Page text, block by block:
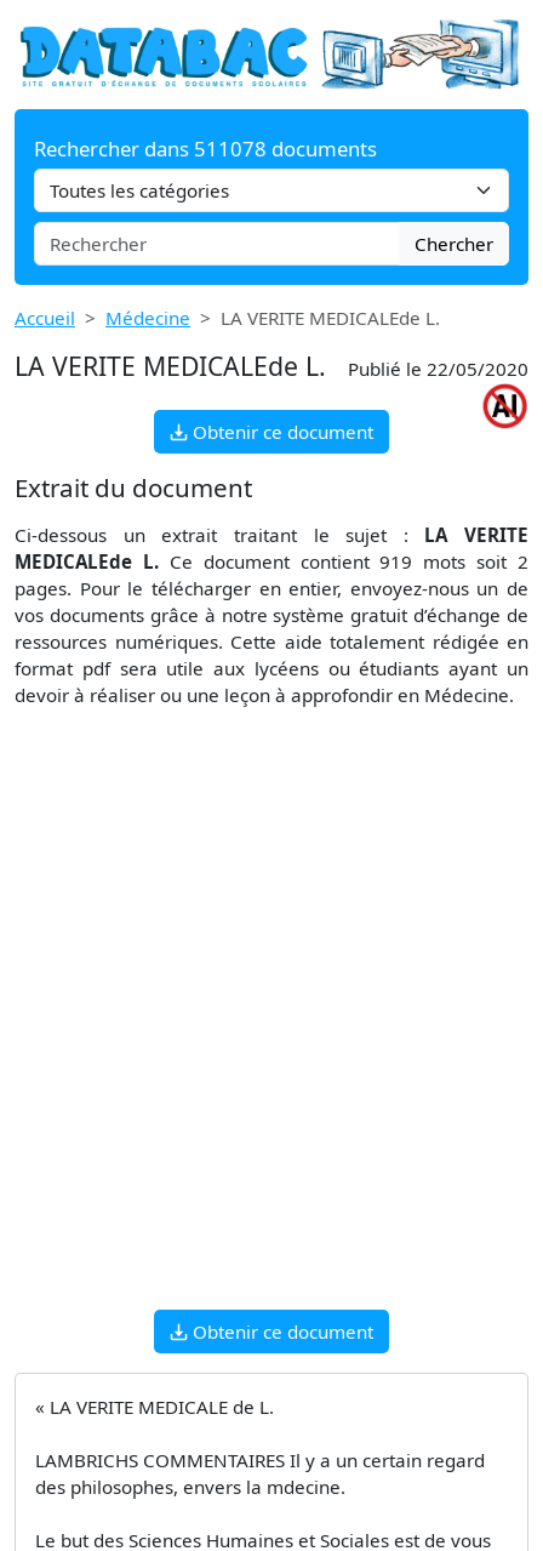
Rechercher dans 511078 documents
Chercher
Accueil Médecine LA VERITE MEDICALEde L.
LA VERITE MEDICALEde L. Publié le 22/05/2020
Obtenir ce document
Extrait du document
Ci-dessous un extrait traitant le sujet : LA VERITE
MEDICALEde L.Ce document contient 919 mots soit 2
pages. Pour le télécharger en entier, envoyez-nous un de
vos documents grâce à notre système gratuit d’échange de
ressources numériques. Cette aide totalement rédigée en
format pdf sera utile aux lycéens ou étudiants ayant un
devoir à réaliser ou une leçon à approfondir en Médecine.
Obtenir ce document
« LA VERITE MEDICALE de L.
LAMBRICHS COMMENTAIRES Il y a un certain regard
des philosophes, envers la mdecine.
Le but des Sciences Humaines et Sociales est de vous